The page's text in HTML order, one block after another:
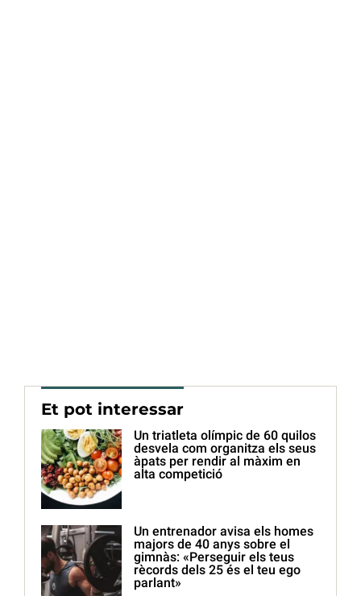
Et pot interessar
Un triatleta olímpic de 60 quilos
desvela com organitza els seus
àpats per rendir al màxim en
alta competició
Un entrenador avisa els homes
majors de 40 anys sobre el
gimnàs: «Perseguir els teus
rècords dels 25 és el teu ego
parlant»